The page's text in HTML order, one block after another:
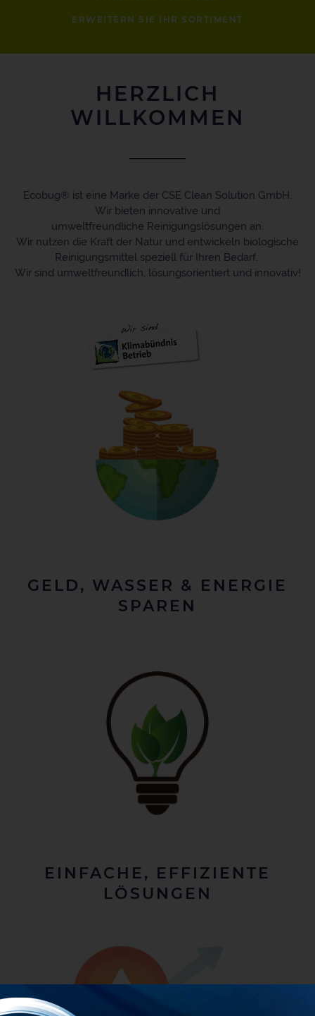
ERWEITERN SIE IHR SORTIMENT
HERZLICH
WILLKOMMEN
Ecobug® ist eine Marke der CSE Clean Solution GmbH.
Wir bieten innovative und
umweltfreundliche Reinigungslösungen an.
Wir nutzen die Kraft der Natur und entwickeln biologische
Reinigungsmittel speziell für Ihren Bedarf.
Wir sind umweltfreundlich, lösungsorientiert und innovativ!
GELD, WASSER & ENERGIE
SPAREN
EINFACHE, EFFIZIENTE
LÖSUNGEN